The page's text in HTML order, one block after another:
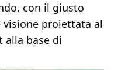
con il giusto
proiettata al
alla base di